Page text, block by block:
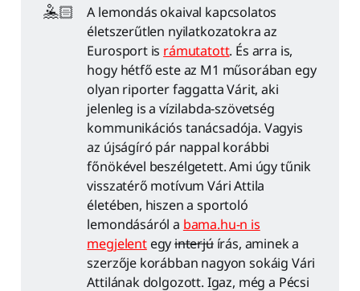
🤽🏻
A lemondás okaival kapcsolatos
életszerűtlen nyilatkozatokra az
Eurosport is rámutatott. És arra is,
hogy hétfő este az M1 műsorában egy
olyan riporter faggatta Várit, aki
jelenleg is a vízilabda-szövetség
kommunikációs tanácsadója. Vagyis
az újságíró pár nappal korábbi
főnökével beszélgetett. Ami úgy tűnik
visszatérő motívum Vári Attila
életében, hiszen a sportoló
lemondásáról a bama.hu-n is
megjelentegyinterjúírás, aminek a
szerzője korábban nagyon sokáig Vári
Attilának dolgozott. Igaz, még a Pécsi